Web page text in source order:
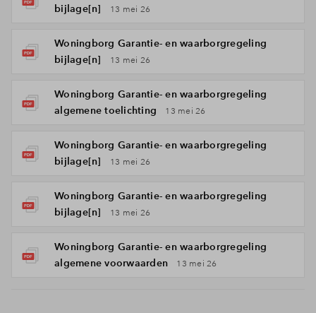
bijlage[n]
13 mei 26
Woningborg Garantie- en waarborgregeling
bijlage[n]
13 mei 26
Woningborg Garantie- en waarborgregeling
algemene toelichting
13 mei 26
Woningborg Garantie- en waarborgregeling
bijlage[n]
13 mei 26
Woningborg Garantie- en waarborgregeling
bijlage[n]
13 mei 26
Woningborg Garantie- en waarborgregeling
algemene voorwaarden
13 mei 26